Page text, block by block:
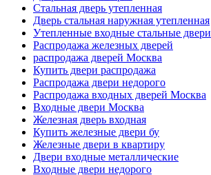
Стальная дверь утепленная
Дверь стальная наружная утепленная
Утепленные входные стальные двери
Распродажа железных дверей
распродажа дверей Москва
Купить двери распродажа
Распродажа двери недорого
Распродажа входных дверей Москва
Входные двери Москва
Железная дверь входная
Купить железные двери бу
Железные двери в квартиру
Двери входные металлические
Входные двери недорого